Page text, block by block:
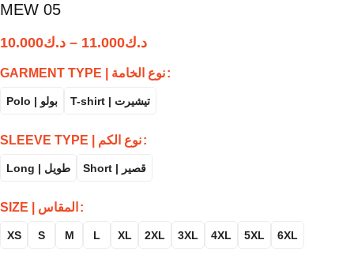
MEW 05
د.ك10.000 – د.ك11.000
GARMENT TYPE | نوع الخامة
Polo | بولو T-shirt | تيشيرت
SLEEVE TYPE | نوع الكم
Long | طويل Short | قصير
SIZE | المقاس
XS S M L XL 2XL 3XL 4XL 5XL 6XL